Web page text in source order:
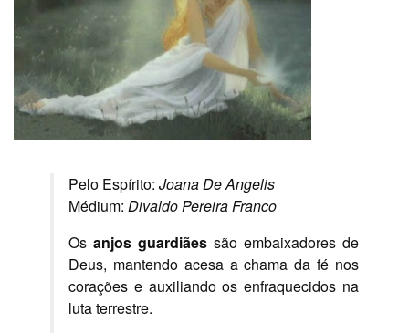
Pelo Espírito: Joana De Angelis
Médium: Divaldo Pereira Franco
Os anjos guardiães são embaixadores de
Deus, mantendo acesa a chama da fé nos
corações e auxiliando os enfraquecidos na
luta terrestre.